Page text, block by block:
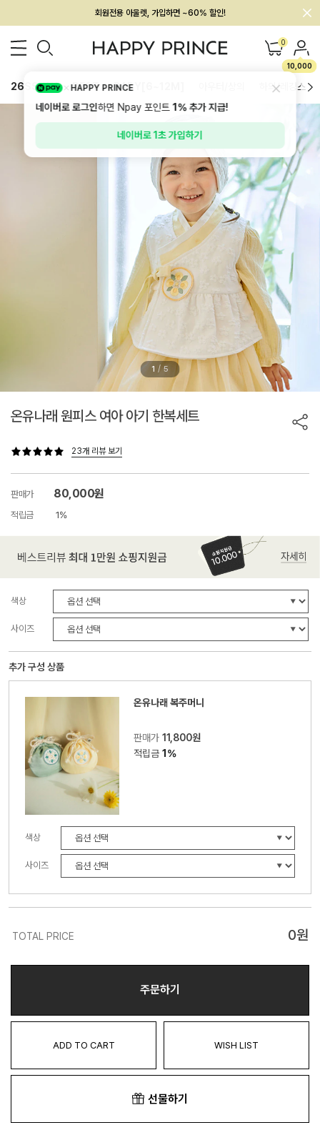
회원전용 아울렛, 가입하면 ~60% 할인!
멤버십 최대 28,000원 혜택 0
10,000
26SS 신상 BEST BABY[6~12M] 하의/레깅스
1 / 5
온유나래 원피스 여아 아기 한복세트
23개 리뷰 보기
판매가 80,000원
적립금 1%
색상
사이즈
추가 구성 상품
온유나래 복주머니
판매가11,800원
적립금1%
색상
사이즈
TOTAL PRICE 0원
주문하기
ADD TO CART WISH LIST
선물하기
HAPPY PRINCE
네이버로 로그인하면 Npay 포인트1%추가 지급!
네이버로 1초 가입하기